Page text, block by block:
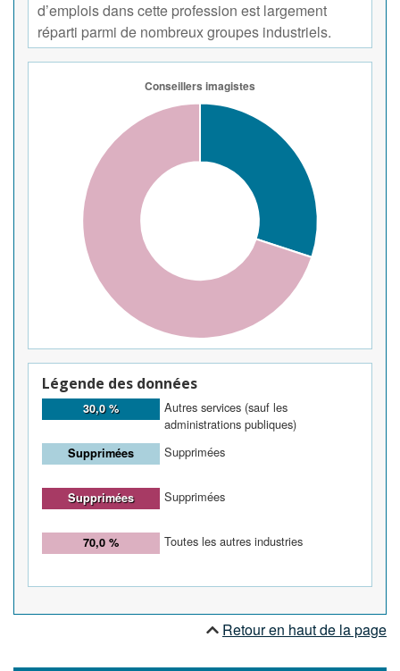
d’emplois dans cette profession est largement
réparti parmi de nombreux groupes industriels.
Légende des données
30,0 %
Autres services (sauf les
administrations publiques)
Supprimées Supprimées
Supprimées Supprimées
70,0 % Toutes les autres industries
Retour en haut de la page